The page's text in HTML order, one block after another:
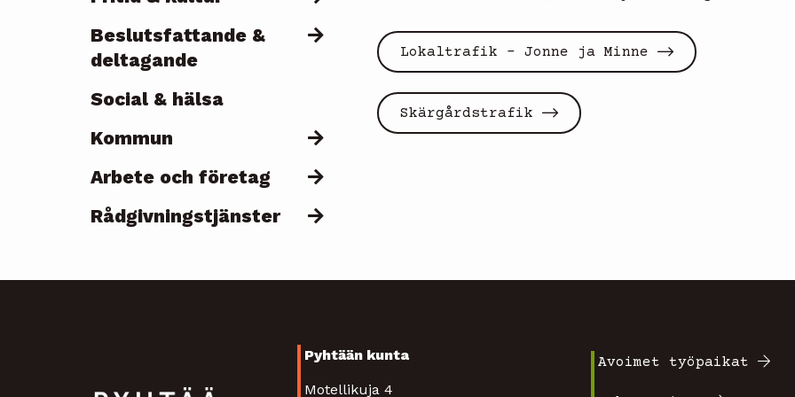
Beslutsfattande &
deltagande
Social & hälsa
Kommun
Arbete och företag
Rådgivningstjänster
Lokaltrafik - Jonne ja Minne
Skärgårdstrafik
Pyhtään kunta
Motellikuja 4
Avoimet työpaikat